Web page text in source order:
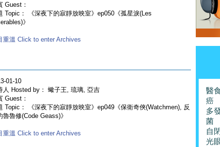
Guest：
Topic： 《深夜下的寂靜放映室》ep050《孤星淚(Les
》
重溫 Click to enter Archives
01-10
人 Hosted by： 蠍子王, 琉璃, 亞吉
Guest：
Topic： 《深夜下的寂靜放映室》ep049《保衛奇俠(Watchmen), 反
魯魯修(Code Geass)》
重溫 Click to enter Archives
醫
癌
多
菌
自
光